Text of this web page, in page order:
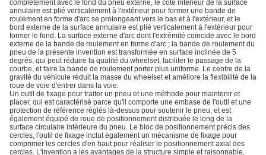
complètement avec le fond du pneu externe, le côté intérieur de la surface
annulaire est plié verticalement à l'extérieur pour former une bande de
roulement en forme d'arc se prolongeant vers le bas et à l'extérieur, et le
bord externe de la surface annulaire est plié verticalement à l'extérieur pour
former le fond. La surface externe d'arc dont l'extrémité coïncide avec le bord
externe de la bande de roulement en forme d'arc ; la bande de roulement du
pneu de la présente invention est transformée en surface inclinée de 5
degrés, qui peut réduire la qualité du wheelset, faciliter le passage de la
courbe, et faire la bande de roulement porter plus uniforme. Le centre de la
gravité du véhicule réduit la masse du wheelset et améliore la flexibilité de la
roue de voie d'entrer dans la voie.
Un outil de fixage pour traiter un pneu et une méthode pour maintenir et
placer, qui est caractérisé parce qu'il comporte une embase de l'outil et une
protection de référence réglés là-dessus pour soutenir le pneu, et est
également équipé de roue de positionnement distribuée le long de la
surface circulaire intérieure du pneu. Le bloc de positionnement précis des
cercles, l'outil de fixage inclut également un mécanisme de fixage pour
comprimer les cercles d'en haut pour réaliser le positionnement axial des
cercles. L'invention a les avantages de la structure simple et raisonnable,